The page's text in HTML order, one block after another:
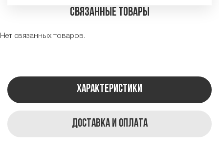
Связанные товары
Нет связанных товаров.
Характеристики
Доставка и оплата